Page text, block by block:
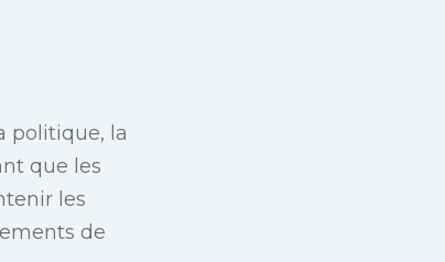
politique, la
que les
les
de